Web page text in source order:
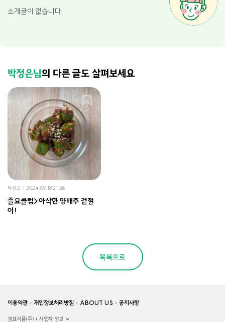
소개글이 없습니다.
박정은님의 다른 글도 살펴보세요
박정은 2024.09.18 21:26
즐요클럽>아삭한 양배추 겉절
이!
목록으로
이용약관 개인정보처리방침 ABOUT US 공지사항
샘표식품(주) 사업자 정보